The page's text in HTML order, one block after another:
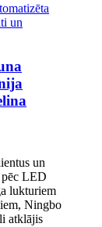
un
pēc LED
lukturiem
Ningbo
atklājis